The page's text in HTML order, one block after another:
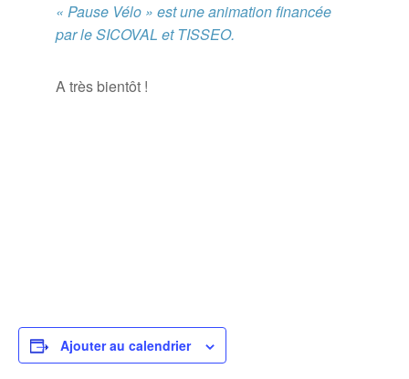
« Pause Vélo » est une animation financée
par le SICOVAL et TISSEO.
A très bientôt !
Ajouter au calendrier